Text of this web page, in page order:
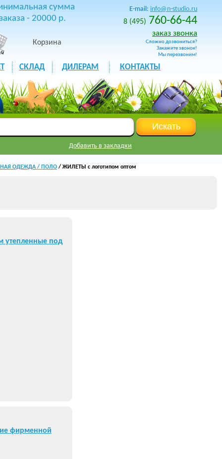
сумма
- 20000 р.
Корзина
E-mail: info@n-studio.ru
8 (495) 760-66-44
заказ звонка
Сложно дозвониться?
Закажите звонок!
Мы перезвоним!
СКЛАД ДИЛЕРАМ КОНТАКТЫ
Добавить в закладки
ОДЕЖДА / ПОЛО / ЖИЛЕТЫ с логотипом оптом
утепленные под
фирменной